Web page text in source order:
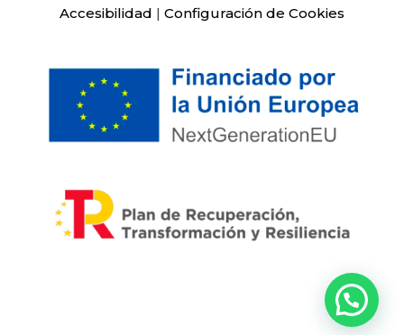
Accesibilidad | Configuración de Cookies